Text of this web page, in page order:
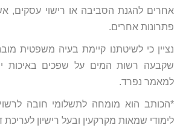
אחרים להגנת הסביבה או רישוי עסקים,
פתרונות אחרים.
נציין כי לשיטתנו קיימת בעיה משפטית
שקבעה רשות המים על שפכים באיכות
למאמר נפרד.
*הכותב הוא מומחה לתשלומי חובה
לימודי שמאות מקרקעין ובעל רישיון לעריכת